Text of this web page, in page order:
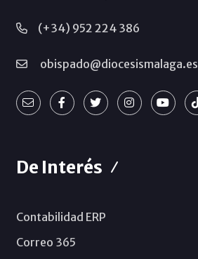
(+34) 952 224 386
obispado@diocesismalaga.es
De Interés
Contabilidad ERP
Correo 365